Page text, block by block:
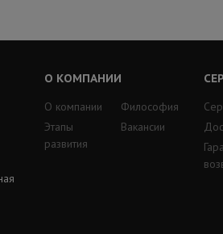
О КОМПАНИИ
О компании
Этапы
развития
Философия
Вакансии